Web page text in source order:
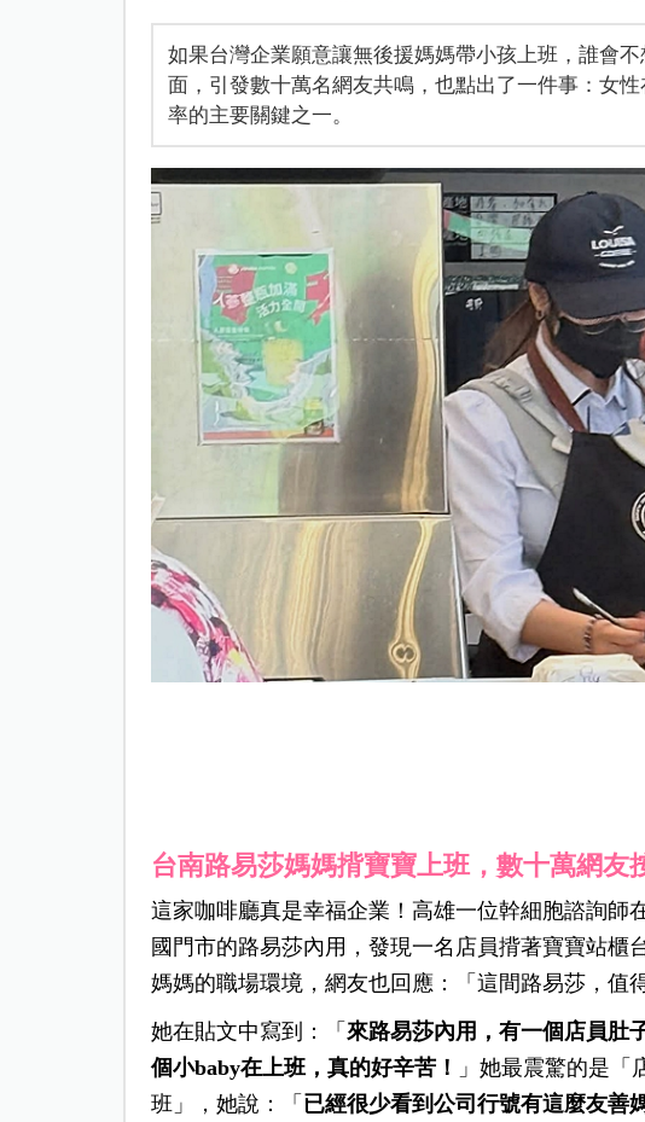
如果台灣企業願意讓無後援媽媽帶小孩上班，誰會
面，引發數十萬名網友共鳴，也點出了一件事：女
率的主要關鍵之一。
台南路易莎媽媽揹寶寶上班，數十萬網友
這家咖啡廳真是幸福企業！高雄一位幹細胞諮詢師
國門市的路易莎內用，發現一名店員揹著寶寶站櫃
媽媽的職場環境，網友也回應：「這間路易莎，值
她在貼文中寫到：「 來路易莎內用，有一個店員肚
個小baby在上班，真的好辛苦！
」她最震驚的是「
班」，她說：「 已經很少看到公司行號有這麼友善